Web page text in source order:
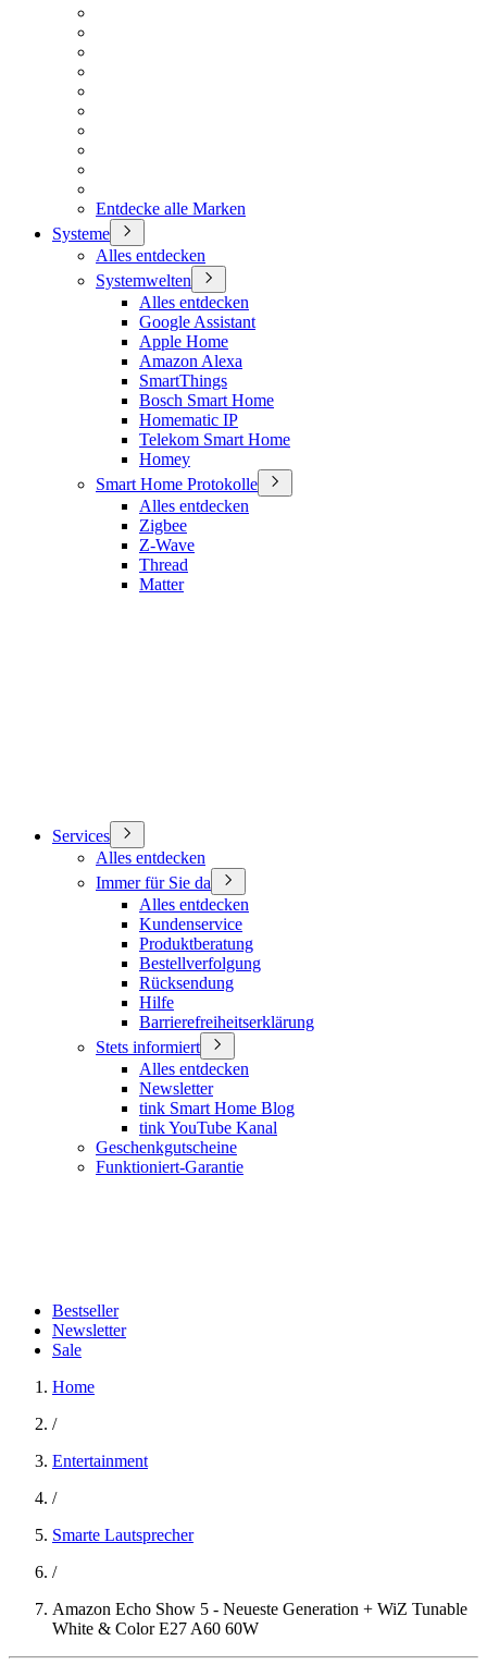
Entdecke alle Marken
Systeme
Alles entdecken
Systemwelten
Alles entdecken
Google Assistant
Apple Home
Amazon Alexa
SmartThings
Bosch Smart Home
Homematic IP
Telekom Smart Home
Homey
Smart Home Protokolle
Alles entdecken
Zigbee
Z-Wave
Thread
Matter
Services
Alles entdecken
Immer für Sie da
Alles entdecken
Kundenservice
Produktberatung
Bestellverfolgung
Rücksendung
Hilfe
Barrierefreiheitserklärung
Stets informiert
Alles entdecken
Newsletter
tink Smart Home Blog
tink YouTube Kanal
Geschenkgutscheine
Funktioniert-Garantie
Bestseller
Newsletter
Sale
Home
/
Entertainment
/
Smarte Lautsprecher
/
Amazon Echo Show 5 - Neueste Generation + WiZ Tunable
White & Color E27 A60 60W